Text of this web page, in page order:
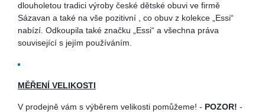
dlouholetou tradici výroby české dětské obuvi ve firmě
Sázavan a také na vše pozitivní , co obuv z kolekce „Essi“
nabízí. Odkoupila také značku „Essi“ a všechna práva
související s jejím používáním.
MĚŘENÍ VELIKOSTI
V prodejně vám s výběrem velikosti pomůžeme! - POZOR! -